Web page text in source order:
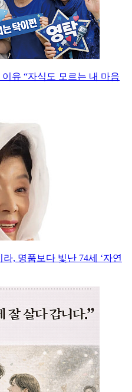
유 “자식도 모르는 내 마음
, 명품보다 빛난 74세 ‘자연